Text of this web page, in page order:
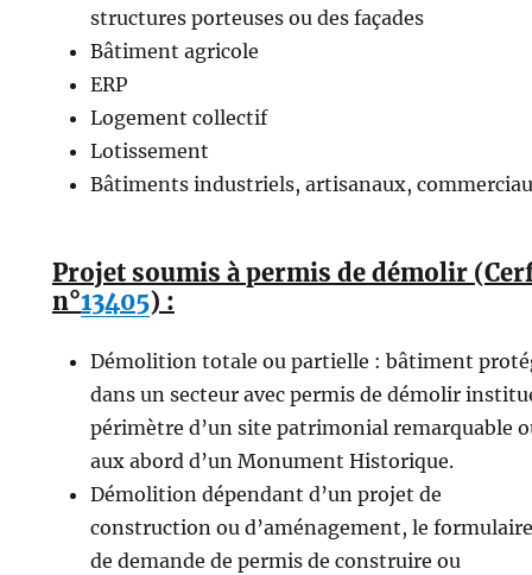
structures porteuses ou des façades
Bâtiment agricole
ERP
Logement collectif
Lotissement
Bâtiments industriels, artisanaux,
Projet soumis à permis de démolir
n°13405) :
Démolition totale ou partielle : bâtiment
dans un secteur avec permis de démolir
périmètre d’un site patrimonial remarquable
aux abord d’un Monument Historique.
Démolition dépendant d’un projet de
construction ou d’aménagement, le formulaire
de demande de permis de construire ou